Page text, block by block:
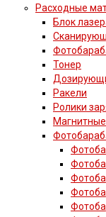
Расходные
Блок
Тонер
Ракели
Ролики